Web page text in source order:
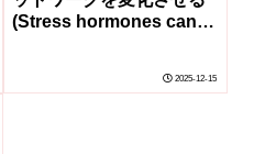
(Stress hormones can
emotional memories)
2025-12-15